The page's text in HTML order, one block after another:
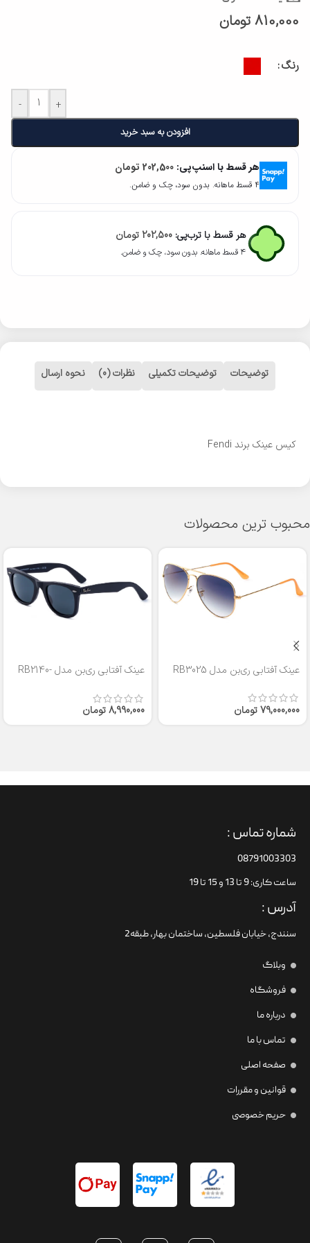
810,000 تومان
رنگ
- +
افزودن به سبد خرید
هر قسط با اسنپ‌پی: 202,500 تومان
۴ قسط ماهانه. بدون سود، چک و ضامن.
هر قسط با ترب‌پی: 202,500 تومان
۴ قسط ماهانه. بدون سود، چک و ضامن.
توضیحات توضیحات تکمیلی نظرات (0) نحوه ارسال
کیس عینک برند Fendi
محبوب ترین محصولات
عینک آفتابی ری‌بن مدل RB3025
79,000,000تومان
عینک آفتابی ری‌بن مدل RB2140-
8,990,000تومان
شماره تماس :
08791003303
ساعت کاری: 9 تا 13 و 15 تا 19
آدرس :
سنندج، خیابان فلسطین،‌ ساختمان بهار، طبقه2
وبلاگ
فروشگاه
درباره ما
تماس با ما
صفحه اصلی
قوانین و مقررات
حریم خصوصی